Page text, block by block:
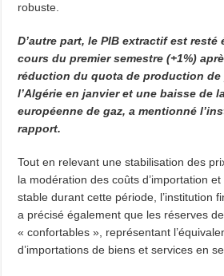
robuste.
D’autre part, le PIB extractif est resté
cours du premier semestre (+1%)
réduction du quota de production de
l’Algérie en janvier et une baisse de
européenne de gaz, a mentionné
rapport.
Tout en relevant une stabilisation des
la modération des coûts d’importation
stable durant cette période, l’institution
a précisé également que les réserves
« confortables », représentant
d’importations de biens et services en